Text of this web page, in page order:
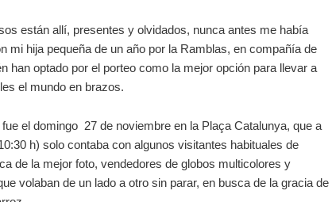
están allí, presentes y olvidados, nunca antes me había
mi hija pequeña de un año por la Ramblas, en compañía de
han optado por el porteo como la mejor opción para llevar a
el mundo en brazos.
el domingo 27 de noviembre en la Plaça Catalunya, que a
h) solo contaba con algunos visitantes habituales de
de la mejor foto, vendedores de globos multicolores y
volaban de un lado a otro sin parar, en busca de la gracia de